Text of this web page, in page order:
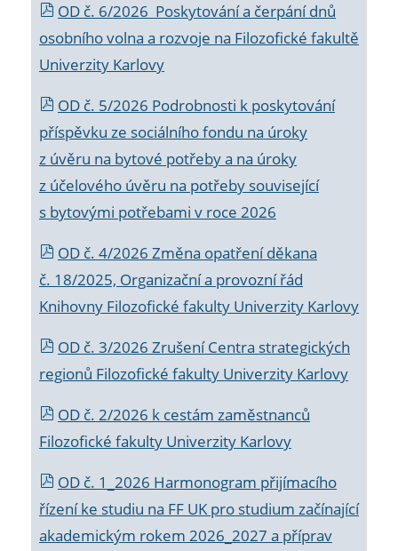
OD č. 6/2026 Poskytování a čerpání dnů
osobního volna a rozvoje na Filozofické fakultě
Univerzity Karlovy
OD č. 5/2026 Podrobnosti k poskytování
příspěvku ze sociálního fondu na úroky
z úvěru na bytové potřeby a na úroky
z účelového úvěru na potřeby související
s bytovými potřebami v roce 2026
OD č. 4/2026 Změna opatření děkana
č. 18/2025, Organizační a provozní řád
Knihovny Filozofické fakulty Univerzity Karlovy
OD č. 3/2026 Zrušení Centra strategických
regionů Filozofické fakulty Univerzity Karlovy
OD č. 2/2026 k cestám zaměstnanců
Filozofické fakulty Univerzity Karlovy
OD č. 1_2026 Harmonogram přijímacího
řízení ke studiu na FF UK pro studium začínající
akademickým rokem 2026_2027 a příprav